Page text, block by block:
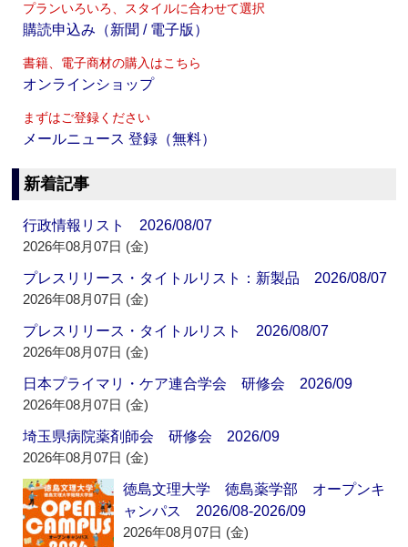
プランいろいろ、スタイルに合わせて選択
購読申込み（新聞 / 電子版）
書籍、電子商材の購入はこちら
オンラインショップ
まずはご登録ください
メールニュース 登録（無料）
新着記事
行政情報リスト 2026/08/07
2026年08月07日 (金)
プレスリリース・タイトルリスト：新製品 2026/08/07
2026年08月07日 (金)
プレスリリース・タイトルリスト 2026/08/07
2026年08月07日 (金)
日本プライマリ・ケア連合学会 研修会 2026/09
2026年08月07日 (金)
埼玉県病院薬剤師会 研修会 2026/09
2026年08月07日 (金)
徳島文理大学 徳島薬学部 オープンキ
ャンパス 2026/08-2026/09
2026年08月07日 (金)